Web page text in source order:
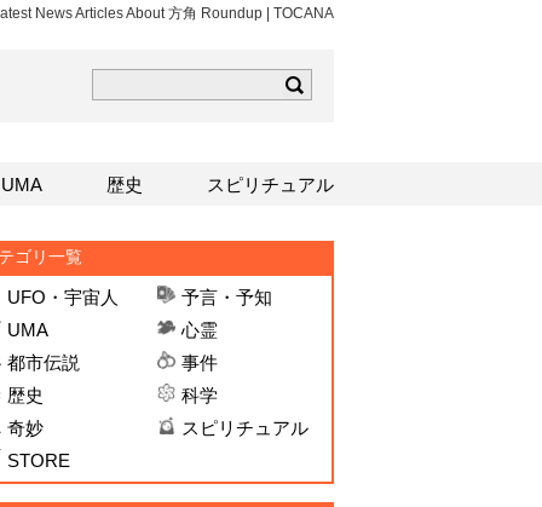
News Articles About 方角 Roundup | TOCANA
ゴリ一覧
UFO・宇宙人
予言・予知
UMA
心霊
都市伝説
事件
歴史
科学
奇妙
スピリチュアル
STORE
UMA 歴史 スピリチュアル